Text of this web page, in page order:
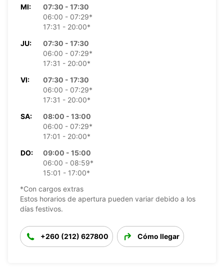
MI:
07:30 - 17:30
06:00 - 07:29*
17:31 - 20:00*
JU:
07:30 - 17:30
06:00 - 07:29*
17:31 - 20:00*
VI:
07:30 - 17:30
06:00 - 07:29*
17:31 - 20:00*
SA:
08:00 - 13:00
06:00 - 07:29*
17:01 - 20:00*
DO:
09:00 - 15:00
06:00 - 08:59*
15:01 - 17:00*
*Con cargos extras
Estos horarios de apertura pueden variar debido a los
días festivos.
+260 (212) 627800 Cómo llegar